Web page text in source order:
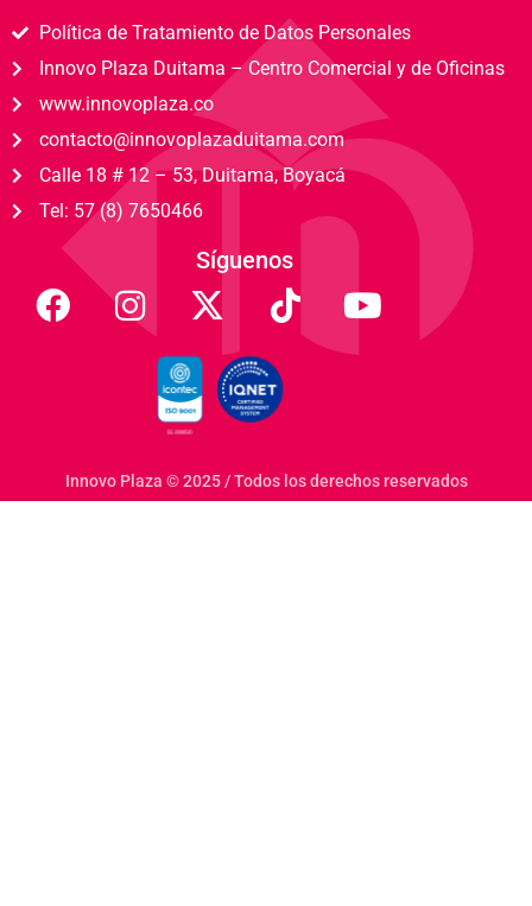
Política de Tratamiento de Datos Personales
Innovo Plaza Duitama – Centro Comercial y de Oficinas
www.innovoplaza.co
contacto@innovoplazaduitama.com
Calle 18 # 12 – 53, Duitama, Boyacá
Tel: 57 (8) 7650466
Síguenos
Innovo Plaza © 2025 / Todos los derechos reservados